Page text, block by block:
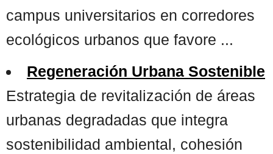
campus universitarios en corredores
ecológicos urbanos que favore ...
Regeneración Urbana Sostenible
Estrategia de revitalización de áreas
urbanas degradadas que integra
sostenibilidad ambiental, cohesión